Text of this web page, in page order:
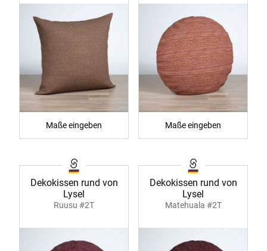
Maße eingeben Maße eingeben
Dekokissen rund von
Lysel
Ruusu #2T
Dekokissen rund von
Lysel
Matehuala #2T